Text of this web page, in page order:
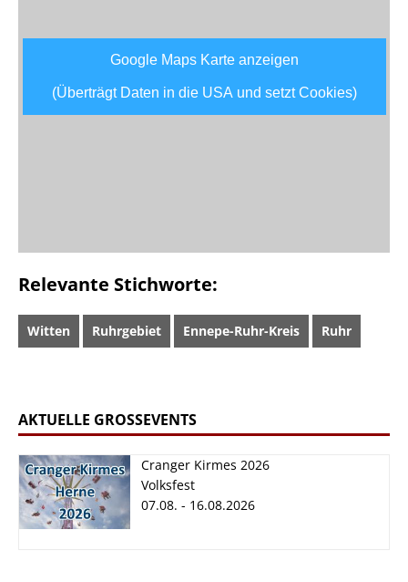
Google Maps Karte anzeigen
(Überträgt Daten in die USA und setzt Cookies)
Relevante Stichworte:
Witten Ruhrgebiet Ennepe-Ruhr-Kreis Ruhr
AKTUELLE GROSSEVENTS
Cranger Kirmes 2026
Volksfest
07.08. - 16.08.2026